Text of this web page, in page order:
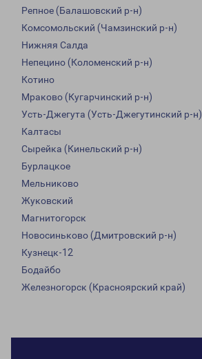
Репное (Балашовский р-н)
Комсомольский (Чамзинский р-н)
Нижняя Салда
Непецино (Коломенский р-н)
Котино
Мраково (Кугарчинский р-н)
Усть-Джегута (Усть-Джегутинский р-н)
Калтасы
Сырейка (Кинельский р-н)
Бурлацкое
Мельниково
Жуковский
Магнитогорск
Новосиньково (Дмитровский р-н)
Кузнецк-12
Бодайбо
Железногорск (Красноярский край)